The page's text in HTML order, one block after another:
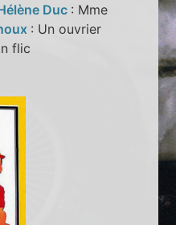
Duc : Mme
: Un ouvrier
flic